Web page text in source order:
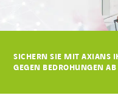
Karriere
SICHERN SIE MIT AXIANS
GEGEN BEDROHUNGEN AB